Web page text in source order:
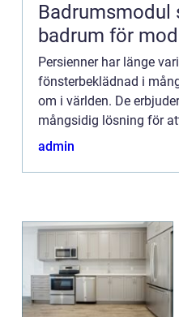
Badrumsmodul smartare
badrum för
Persienner har länge
fönsterbeklädnad i
om i världen. De
mångsidig lösning för
integri...
admin